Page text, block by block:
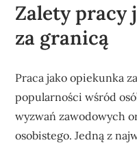
Zalety pracy
za granicą
Praca jako opiekunka
popularności wśród
wyzwań zawodowych
osobistego. Jedną z